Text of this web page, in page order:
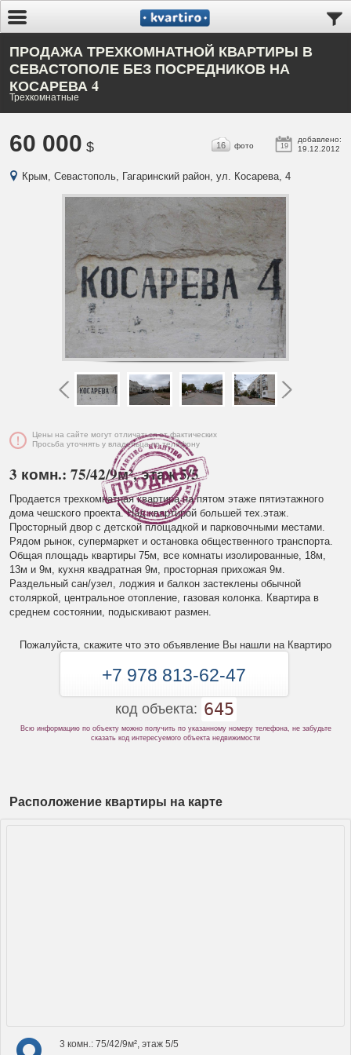
ПРОДАЖА ТРЕХКОМНАТНОЙ КВАРТИРЫ В
СЕВАСТОПОЛЕ БЕЗ ПОСРЕДНИКОВ НА
КОСАРЕВА 4
Трехкомнатные
60 000 $ 19
добавлено:
19.12.2012
16 фото
Крым, Севастополь, Гагаринский район, ул. Косарева, 4
Цены на сайте могут отличаться от фактических
Просьба уточнять у владельца по телефону
3 комн.: 75/42/9м², этаж 5/5
Продается трехкомнатная квартира на пятом этаже пятиэтажного
дома чешского проекта. Над квартирой большей тех.этаж.
Просторный двор с детской площадкой и парковочными местами.
Рядом рынок, супермаркет и остановка общественного транспорта.
Общая площадь квартиры 75м, все комнаты изолированные, 18м,
13м и 9м, кухня квадратная 9м, просторная прихожая 9м.
Раздельный сан/узел, лоджия и балкон застеклены обычной
столяркой, центральное отопление, газовая колонка. Квартира в
среднем состоянии, подыскивают размен.
Пожалуйста, скажите что это объявление Вы нашли на Квартиро
+7 978 813-62-47
код объекта: 645
Всю информацию по объекту можно получить по указанному номеру телефона, не забудьте
сказать код интересуемого объекта недвижимости
Расположение квартиры на карте
3 комн.: 75/42/9м², этаж 5/5